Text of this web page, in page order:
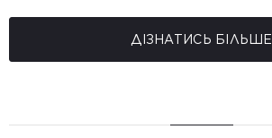
ДІЗНАТИСЬ БІЛЬШЕ